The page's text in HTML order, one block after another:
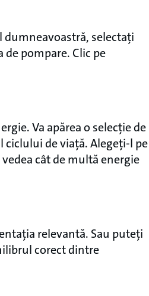
selectați
pompare. Clic pe
Va apărea o selecție de
ciclului de viață. Alegeți-l pe
cât de multă energie
relevantă. Sau puteți
corect dintre